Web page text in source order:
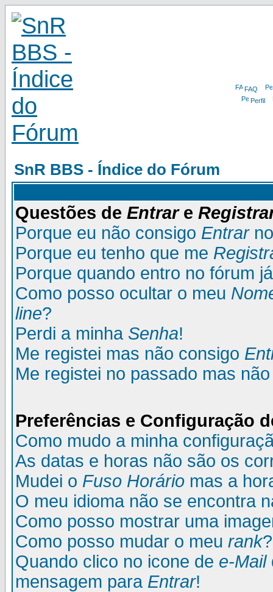
FAQ
Perfil
SnR BBS - Índice do Fórum
Questões de Entrare
Porque eu não consigo Entrar
Porque eu tenho que me
Porque quando entro no fórum
Como posso ocultar o meu
line?
Perdi a minha Senha!
Me registei mas não consigo
Me registei no passado mas
Preferências e Configuração
Como mudo a minha
As datas e horas não são os
Mudei o Fuso Horário mas a
O meu idioma não se encontra
Como posso mostrar uma
Como posso mudar o meu rank?
Quando clico no icone de e-Mail
mensagem para Entrar!